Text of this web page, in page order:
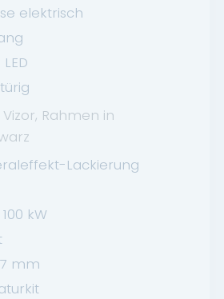
elektrisch
Rahmen in
Lackierung
kW
mm